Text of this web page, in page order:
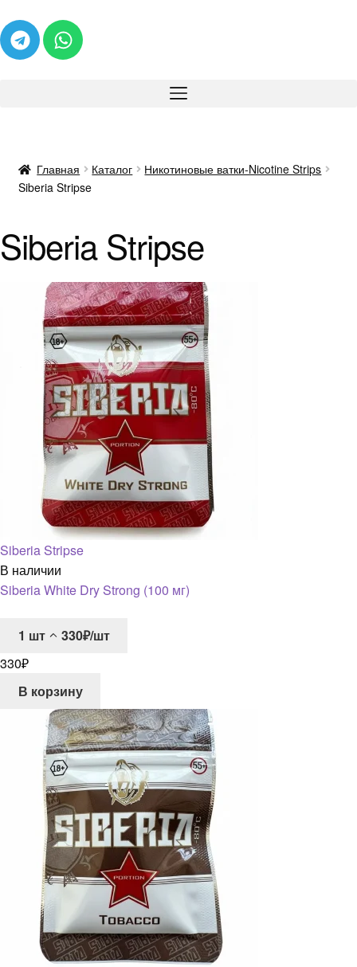
Главная Каталог
Никотиновые ватки-Nicotine Strips
Siberia Stripse
Siberia Stripse
Siberia Stripse
В наличии
Siberia White Dry Strong (100 мг)
1 шт
330₽/шт
330₽
В корзину